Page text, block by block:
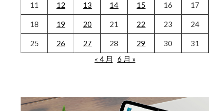
11 12 13 14 15 16 17
18 19 20 21 22 23 24
25 26 27 28 29 30
31
« 4 月
6 月 »